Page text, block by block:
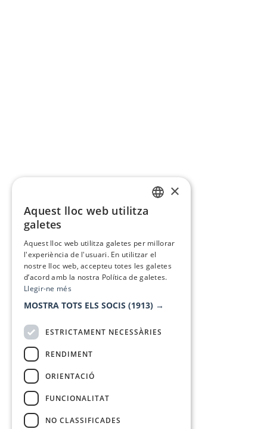
×
Aquest lloc web utilitza
galetes
Aquest lloc web utilitza galetes per millorar
l'experiència de l'usuari. En utilitzar el
nostre lloc web, accepteu totes les galetes
d’acord amb la nostra Política de galetes.
Llegir-ne més
MOSTRA TOTS ELS SOCIS (1913) →
ESTRICTAMENT NECESSÀRIES
RENDIMENT
ORIENTACIÓ
FUNCIONALITAT
NO CLASSIFICADES